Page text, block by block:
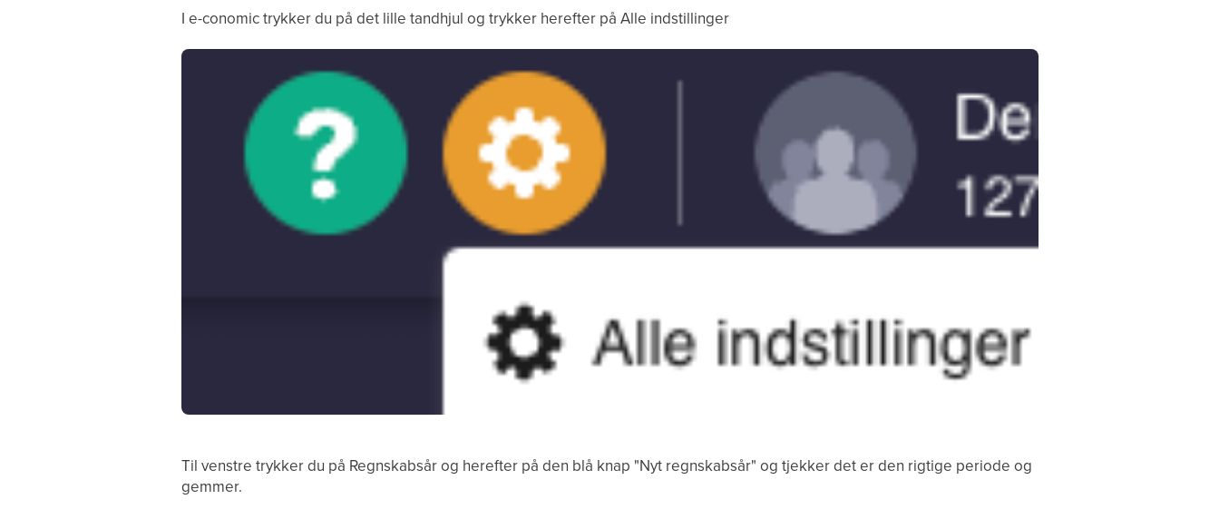
I e-conomic trykker du på det lille tandhjul og trykker herefter på Alle indstillinger
Til venstre trykker du på Regnskabsår og herefter på den blå knap "Nyt regnskabsår" og tjekker det er den rigtige periode og
gemmer.